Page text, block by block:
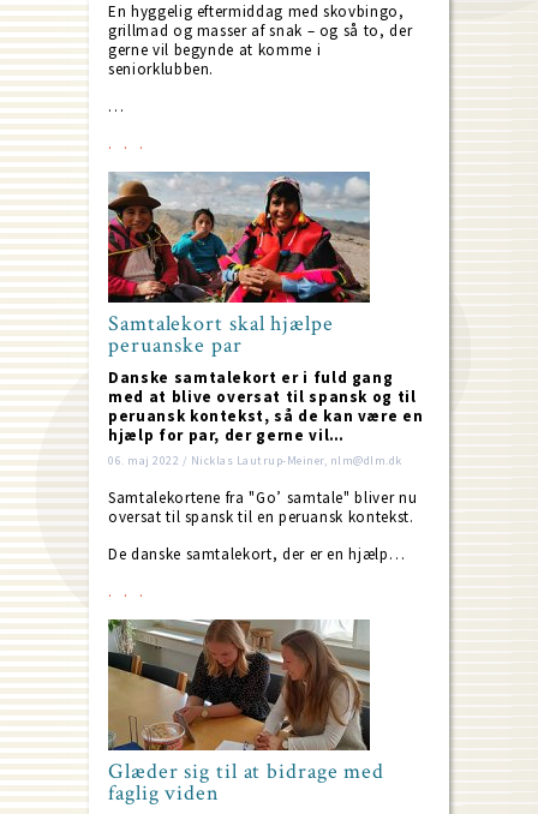
En hyggelig eftermiddag med skovbingo,
grillmad og masser af snak – og så to, der
gerne vil begynde at komme i
seniorklubben.
…
Samtalekort skal hjælpe
peruanske par
Danske samtalekort er i fuld gang
med at blive oversat til spansk og til
peruansk kontekst, så de kan være en
hjælp for par, der gerne vil…
06. maj 2022 / Nicklas Lautrup-Meiner, nlm@dlm.dk
Samtalekortene fra "Go’ samtale" bliver nu
oversat til spansk til en peruansk kontekst.
De danske samtalekort, der er en hjælp…
Glæder sig til at bidrage med
faglig viden